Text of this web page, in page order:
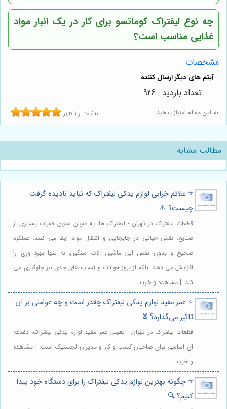
چه نوع لیفتراک کوماتسو برای کار در یک انبار مواد
غذایی مناسب است؟
مشخصات
به این مقاله امتیاز بدهید : 10 / 10 از1 کاربر
تعداد بازدید : 926
مطالب مشابه
⭐️ علائم خرابی لوازم یدکی لیفتراک که نباید نادیده گرفت
چیست؟ ⚠️
قطعات لیفتراک در تهران - لیفتراک ها، به عنوان ستون فقرات بسیاری از
صنایع، نقش حیاتی در جابجایی و انتقال مواد ایفا می کنند. عملکرد
صحیح و بدون نقص این ماشین آلات سنگین، نه تنها بهره وری را
افزایش می دهد، بلکه از بروز حوادث و آسیب های جدی نیز جلوگیری می
کند. | مشاهده و خرید
⭐️ عمر مفید لوازم یدکی لیفتراک چقدر است و چه عواملی بر آن
تاثیر می‌گذارد؟ ⏳
قطعات لیفتراک در تهران - تعیین عمر مفید لوازم یدکی لیفتراک، دغدغه
ای اساسی برای صاحبان کسب و کار و مدیران لجستیک است. | مشاهده
و خرید
⭐️ چگونه بهترین لوازم یدکی لیفتراک را برای دستگاه خود پیدا
کنیم؟ 🔍